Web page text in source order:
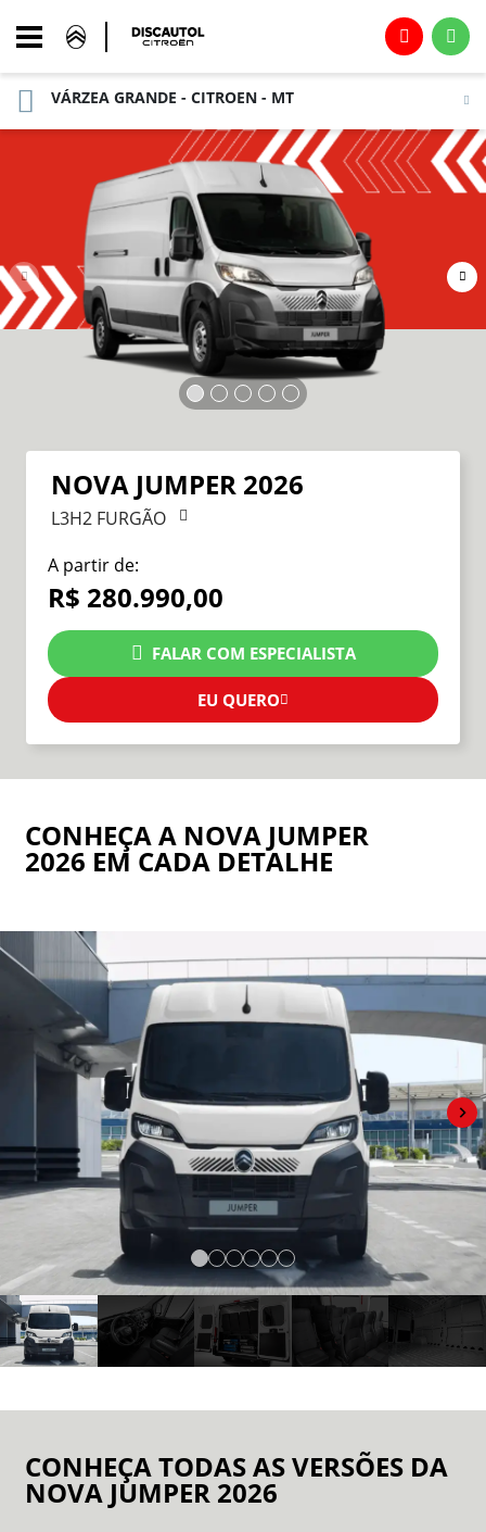
VÁRZEA GRANDE - CITROEN - MT
NOVA JUMPER 2026
L3H2 FURGÃO
A partir de:
R$ 280.990,00
FALAR COM ESPECIALISTA
EU QUERO
CONHEÇA A NOVA JUMPER
2026 EM CADA DETALHE
CONHEÇA TODAS AS VERSÕES DA
NOVA JUMPER 2026